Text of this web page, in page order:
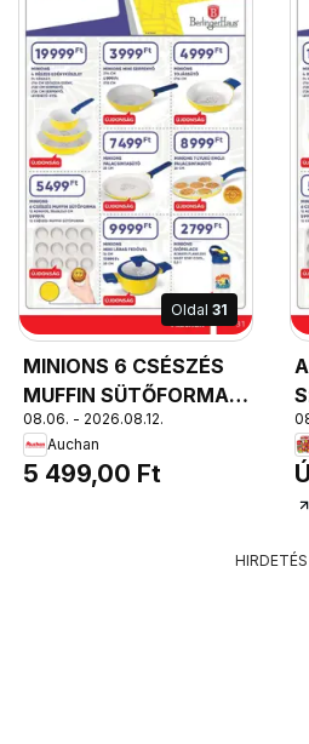
Oldal 31
MINIONS 6 CSÉSZÉS
MUFFIN SÜTŐFORMA,
12 ADAGOS,
35x26,5x3 CM
08.06. - 2026.08.12.
Auchan
5 499,00 Ft
HIRDETÉS